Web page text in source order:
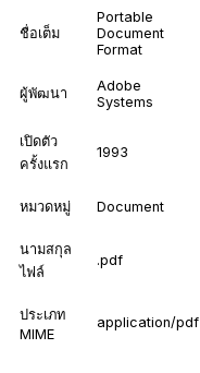
ชื่อเต็ม
Portable
Document
Format
ผู้พัฒนา
Adobe
Systems
เปิดตัว
ครั้งแรก
1993
หมวดหมู่ Document
นามสกุล
ไฟล์
.pdf
ประเภท
MIME
application/pdf